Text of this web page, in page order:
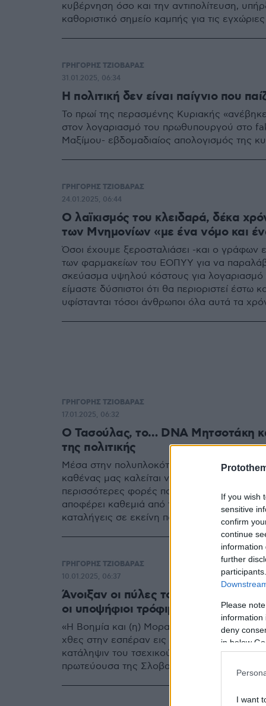
If you wish
sensitive
confirm
continue
information
further
Please
information
deny
in below
I want
κυβέρνηση όσο και την αντιπολίτευση,
καθοριστικό σημείο καμπής για τις εγχώριες
ΓΡΗΓΟΡΗΣ ΤΖΙΟΒΑΡΑΣ
Η πολιτική δεν είναι παίγνιο που
Το πρωί της περασμένης Κυριακής
στον λογαριασμό του πρωθυπουργού στο
Μαξίμου- εβδομαδιαίος απολογισμός της
31.01.2025, 06:34
ΓΡΗΓΟΡΗΣ ΤΖΙΟΒΑΡΑΣ
Ο λαϊκισμός του κλειδαρά, δέκα
των Μνημονίων «με ένα νόμο και
Όσοι έχουμε ξεροσταλιάσει -και ο γράφων
των φαρμακείων του ΕΟΠΥΥ για να
σκεύασμα υψηλού κόστους για
είμαστε δύσπιστοι ότι θα περιοριστεί έστω
υφίστανται τόσοι άνθρωποι όλα αυτά τα
24.01.2025, 06:44
ΓΡΗΓΟΡΗΣ ΤΖΙΟΒΑΡΑΣ
Ο Τασούλας, το… DNA Μητσοτάκη
της πολιτικής
Μέσα στην πολυπλοκότητά τους ακόμη και
καθένας μας καλείται να λάβει στις
περισσότερες φορές πολύ απλές:
αποφέρει καθεμιά από τις εναλλακτικές
καταλήγεις σε εκείνη που φαίνεται να έχει
17.01.2025, 06:32
ΓΡΗΓΟΡΗΣ ΤΖΙΟΒΑΡΑΣ
Άνοιξαν οι πύλες του…
οι υποψήφιοι τρόφιμοι
«Η Βοημία και (η) Μοραβία ενσωματώθηκαν
χθες στην εσπέραν εις την Πράγαν. Ο
κατάληψιν του τσεχικού κράτους. Τα
πρωτεύουσα της Σλοβακίας»
10.01.2025, 06:37